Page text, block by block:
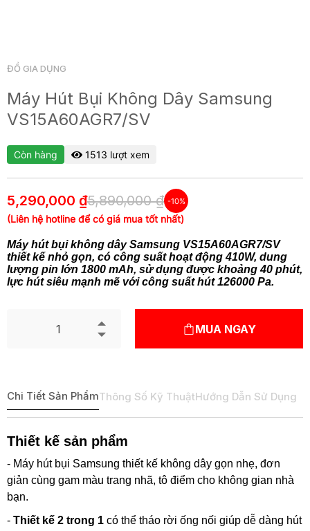
ĐỒ GIA DỤNG
Máy Hút Bụi Không Dây Samsung
VS15A60AGR7/SV
Còn hàng 1513 lượt xem
5,290,000 ₫5,890,000 ₫ -10%
(Liên hệ hotline để có giá mua tốt nhất)
Máy hút bụi không dây Samsung VS15A60AGR7/SV
thiết kế nhỏ gọn, có công suất hoạt động 410W, dung
lượng pin lớn 1800 mAh, sử dụng được khoảng 40 phút,
lực hút siêu mạnh mẽ với công suất hút 126000 Pa.
MUA NGAY
Chi Tiết Sản PhẩmThông Số Kỹ ThuậtHướng Dẫn Sử Dụng
Thiết kế sản phẩm
- Máy hút bụi Samsung thiết kế không dây gọn nhẹ, đơn
giản cùng gam màu trang nhã, tô điểm cho không gian nhà
bạn.
- Thiết kế 2 trong 1 có thể tháo rời ống nối giúp dễ dàng hút